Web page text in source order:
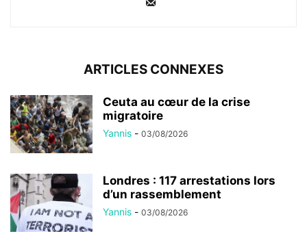
ARTICLES CONNEXES
Ceuta au cœur de la crise
migratoire
Yannis - 03/08/2026
Londres : 117 arrestations lors
d’un rassemblement
Yannis - 03/08/2026